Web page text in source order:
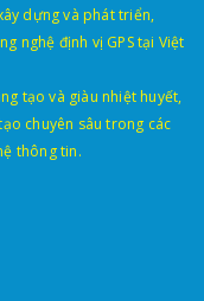
dựng và phát triển,
nghệ định vị GPS tại Việt
tạo và giàu nhiệt huyết,
chuyên sâu trong các
thông tin.